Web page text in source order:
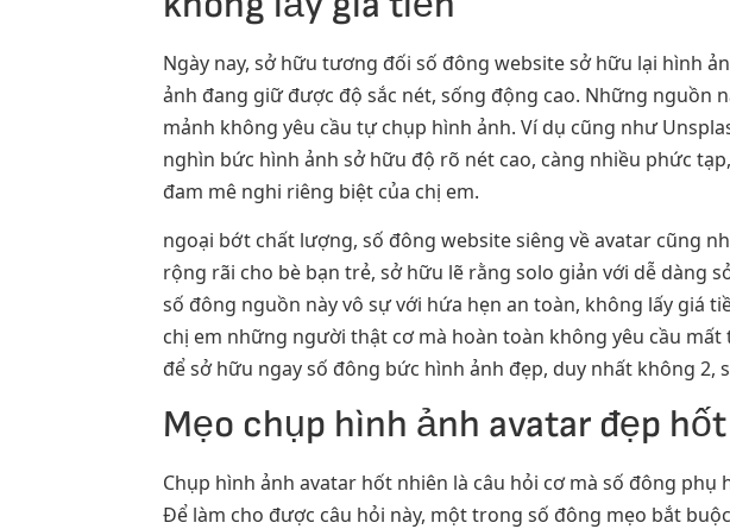
Ngày nay, sở hữu tương đối số đông website sở hữu lại hình
ảnh đang giữ được độ sắc nét, sống động cao. Những nguồn
mảnh không yêu cầu tự chụp hình ảnh. Ví dụ cũng như
nghìn bức hình ảnh sở hữu độ rõ nét cao, càng nhiều phức
đam mê nghi riêng biệt của chị em.
ngoại bớt chất lượng, số đông website siêng về avatar cũng
rộng rãi cho bè bạn trẻ, sở hữu lẽ rằng solo giản với dễ dàng
số đông nguồn này vô sự với hứa hẹn an toàn, không lấy giá
chị em những người thật cơ mà hoàn toàn không yêu cầu
để sở hữu ngay số đông bức hình ảnh đẹp, duy nhất không
Mẹo chụp hình ảnh avatar đẹp
Chụp hình ảnh avatar hốt nhiên là câu hỏi cơ mà số đông
Để làm cho được câu hỏi này, một trong số đông mẹo bắt